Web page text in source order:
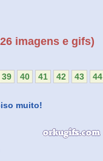
imagens e gifs)
39 40 41 42 43 44
muito!